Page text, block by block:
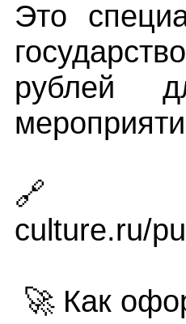
Это
рублей
🔗
culture.ru/
🚀 Как